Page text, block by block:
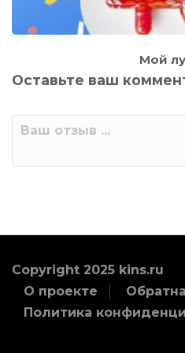
Мой
Оставьте ваш
Copyright 2025 kins.ru
О проекте
Политика